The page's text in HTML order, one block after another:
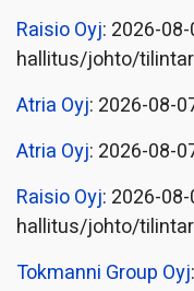
Raisio Oyj: 2026-
hallitus/johto/
Atria Oyj: 2026-08-
Atria Oyj: 2026-08-
Raisio Oyj: 2026-
hallitus/johto/
Tokmanni Group Oyj